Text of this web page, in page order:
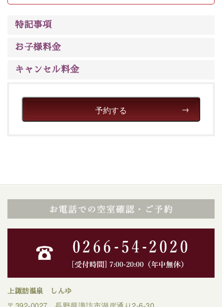
特記事項
お子様料金
キャンセル料金
予約する
上諏訪温泉 しんゆ